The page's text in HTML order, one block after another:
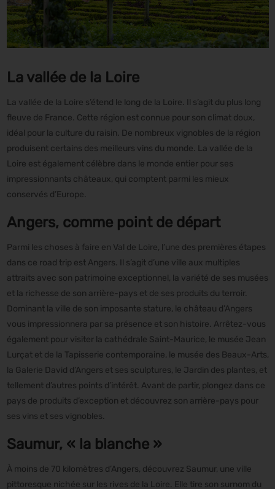
La vallée de la Loire
La vallée de la Loire s’étend le long de la Loire. Il s’agit du plus long
fleuve de France. Cette région est connue pour son climat doux,
idéal pour la culture du raisin. De nombreux vignobles de la région
produisent certains des meilleurs vins du monde. La vallée de la
Loire est également célèbre dans le monde entier pour ses
impressionnants châteaux, qui comptent parmi les mieux
conservés d’Europe.
Angers, comme point de départ
Parmi les choses à faire en Val de Loire, l’une des premières étapes
dans ce road trip est Angers. Il s’agit d’une ville aux multiples
attraits avec son patrimoine exceptionnel, la variété de ses musées
et la richesse de son arrière-pays et de ses produits du terroir.
Dominant la ville de son imposante stature, le château d’Angers
vous impressionnera par sa présence et son histoire. Arrêtez-vous
également pour visiter la cathédrale Saint-Maurice, le musée Jean
Lurçat et de la Tapisserie contemporaine, le musée des Beaux-Arts,
la Galerie David d’Angers et ses sculptures, le Jardin des plantes, et
tellement d’autres points d’intérêt. Avant de partir, plongez dans ce
pays de produits d’exception et découvrez son arrière-pays pour
ses vins et ses vignobles.
Saumur, « la blanche »
À moins de 70 kilomètres d’Angers, découvrez Saumur, une ville
pittoresque nichée sur les rives de la Loire. Elle tire son surnom du